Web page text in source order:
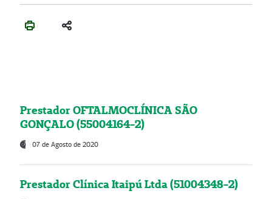
Prestador OFTALMOCLÍNICA SÃO
GONÇALO (55004164-2)
07 de Agosto de 2020
Prestador Clínica Itaipú Ltda (51004348-2)